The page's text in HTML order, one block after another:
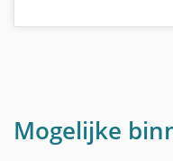
Mogelijke